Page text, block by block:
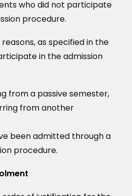
who did not participate
procedure.
as specified in the
in the admission
from a passive semester,
from another
been admitted through a
procedure.